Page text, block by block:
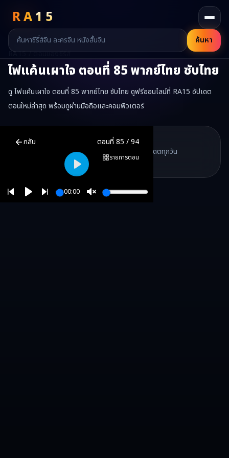
RA15
ค้นหา
RA15 / ตอนของซีรี่ส์
ไฟแค้นเผาใจ ตอนที่ 85พากย์ไทย ซับไทย
ดู ไฟแค้นเผาใจ ตอนที่ 85 พากย์ไทย ซับไทย ดูฟรีออนไลน์ที่ RA15 อัปเดต
ตอนใหม่ล่าสุด พร้อมดูผ่านมือถือและคอมพิวเตอร์
กลับ ตอนที่ 85 /94
รายการตอน
00:00
Play
ไฟแค้นเผาใจ
RA15 เป็นเว็บไซต์ดูซีรี่ส์จีนออนไลน์ฟรี ที่รวบรวมหนังจีน ละครจีน มิ
RA15 Drama
RA15 Drama
รวมซีรี่ส์จีน ละครสั้น หนังแนวตั้ง พากย์ไทย อัปเดตทุกวัน
RA15 Drama